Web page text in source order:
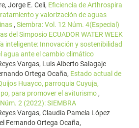
Jorge E. Celi, Eficiencia de Arthrospira
y valorización de aguas
, Siembra: Vol. 12 Núm. 4(Especial)
del Simposio ECUADOR WATER WEEK
inteligente: Innovación y sostenibilidad
agua ante el cambio climático
Vargas, Luis Alberto Salagaje
Ortega Ocaña, Estado actual de
Huayco, parroquia Cuyuja,
para promover el aviturismo ,
2 (2022): SIEMBRA
Vargas, Claudia Pamela López
Fernando Ortega Ocaña,